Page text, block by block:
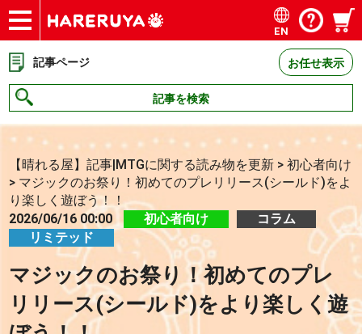
ショップ
買取
記事
デッキ検索
デッキ構築
選手一覧
店舗一覧
イベント
お問い合わせ
EN
記事ページ お任せ表示
記事を検索
【晴れる屋】記事|MTGに関する読み物を更新 >初心者向け
> マジックのお祭り！初めてのプレリリース(シールド)をよ
り楽しく遊ぼう！！
2026/06/16 00:00
初心者向け
コラム
リミテッド
マジックのお祭り！初めてのプレ
リリース(シールド)をより楽しく遊